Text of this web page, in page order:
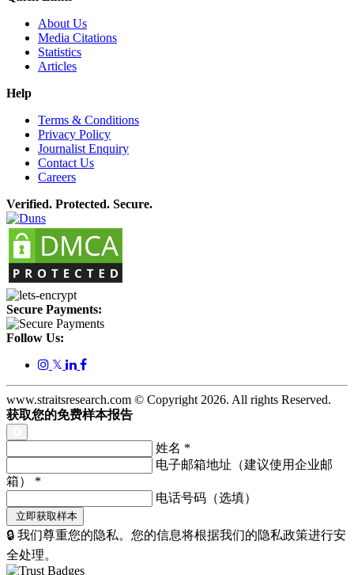
About Us
Media Citations
Statistics
Articles
Help
Terms & Conditions
Privacy Policy
Journalist Enquiry
Contact Us
Careers
Verified. Protected. Secure.
Secure Payments:
Follow Us:
𝕏
www.straitsresearch.com © Copyright 2026. All rights Reserved.
获取您的免费样本报告
姓名 *
电子邮箱地址（建议使用企业邮
箱） *
电话号码（选填）
🔒 我们尊重您的隐私。您的信息将根据我们的隐私政策进行安
全处理。